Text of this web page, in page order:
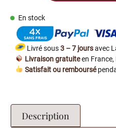
En stock
Livré sous3 – 7 joursavec
Livraison gratuiteen France,
Satisfait ou remboursé
Description